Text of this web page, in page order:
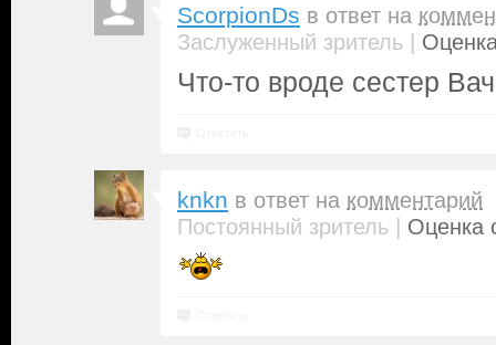
ScorpionDs в ответ на
Заслуженный зритель |
Что-то вроде сестер
knkn в ответ на комментарий
Постоянный зритель | Оценка